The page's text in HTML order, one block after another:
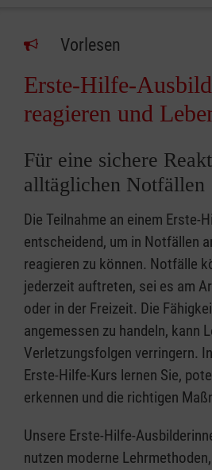
Vorlesen
Erste-Hilfe-
reagieren und
Für eine sichere
alltäglichen Notfällen
Die Teilnahme an einem Erste-
entscheidend, um in Notfällen
reagieren zu können. Notfälle
jederzeit auftreten, sei es am
oder in der Freizeit. Die
angemessen zu handeln, kann
Verletzungsfolgen verringern.
Erste-Hilfe-Kurs lernen Sie,
erkennen und die richtigen
Unsere Erste-Hilfe-
nutzen moderne